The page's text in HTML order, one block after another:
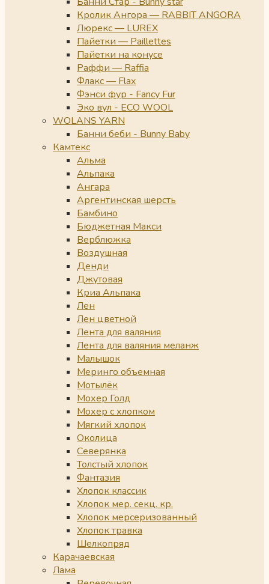
Кролик Ангора — RABBIT ANGORA
Люрекс — LUREX
Пайетки — Paillettes
Пайетки на конусе
Раффи — Raffia
Флакс — Flax
Фэнси фур - Fancy Fur
Эко вул - ECO WOOL
WOLANS YARN
Банни беби - Bunny Baby
Камтекс
Альма
Альпака
Ангара
Аргентинская шерсть
Бамбино
Бюджетная Макси
Верблюжка
Воздушная
Денди
Джутовая
Криа Альпака
Лен
Лен цветной
Лента для валяния
Лента для валяния меланж
Малышок
Меринго объемная
Мотылёк
Мохер Голд
Мохер с хлопком
Мягкий хлопок
Околица
Северянка
Толстый хлопок
Фантазия
Хлопок классик
Хлопок мер. секц. кр.
Хлопок мерсеризованный
Хлопок травка
Шелкопряд
Карачаевская
Лама